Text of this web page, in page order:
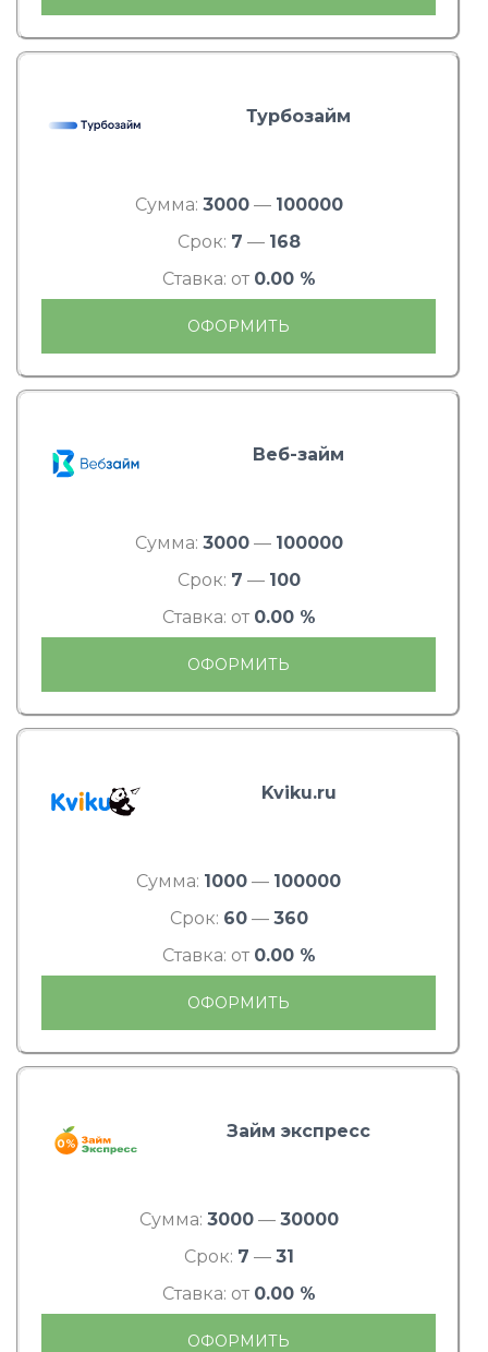
Турбозайм
Сумма: 3000— 100000
Срок: 7 — 168
Ставка: от 0.00 %
ОФОРМИТЬ
Веб-займ
Сумма: 3000— 100000
Срок: 7 — 100
Ставка: от 0.00 %
ОФОРМИТЬ
Kviku.ru
Сумма: 1000 — 100000
Срок: 60— 360
Ставка: от 0.00 %
ОФОРМИТЬ
Займ экспресс
Сумма: 3000— 30000
Срок: 7 — 31
Ставка: от 0.00 %
ОФОРМИТЬ